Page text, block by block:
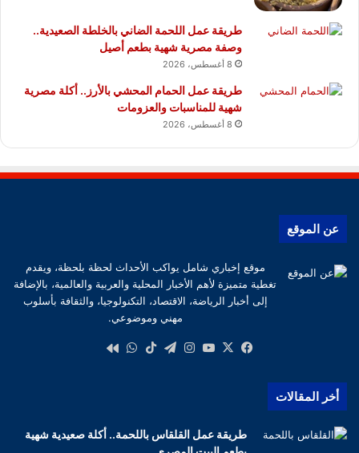
طريقة عمل اللحمة الضاني بالخلطة الصعيدية..
وصفة مصرية شهية بطعم أصيل
8 أغسطس، 2026
طريقة عمل الحمام المحشي بالأرز.. أكلة مصرية
شهية للمناسبات والعزومات
8 أغسطس، 2026
عن الموقع
موقع إخباري شامل يواكب الأحداث لحظة بلحظة، ويقدم
تغطية متميزة لأهم الأخبار المحلية والعربية والعالمية، بالإضافة
إلى أخبار الرياضة، الاقتصاد، التكنولوجيا، والثقافة بأسلوب
مهني وموضوعي.
فيسبوك
‫X
‫YouTube
انستقرام
تيلقرام‫TikTokواتساب
أخر المقالات
طريقة عمل القلقاس باللحمة.. أكلة صعيدية شهية